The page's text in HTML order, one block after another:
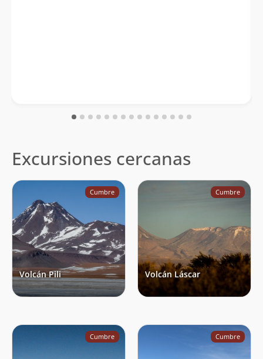
Excursiones cercanas
Cumbre
Volcán Pili
Cumbre
Volcán Láscar
Cumbre Cumbre